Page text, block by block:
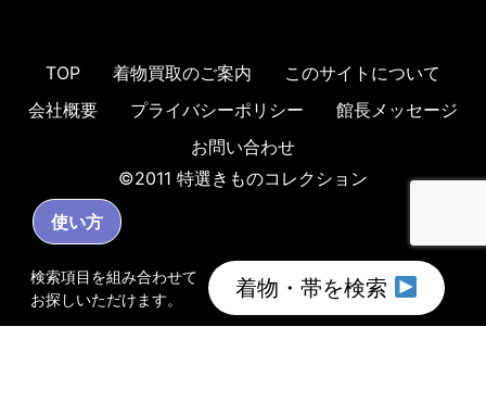
TOP 着物買取のご案内
このサイトについて
会社概要
プライバシーポリシー
館長メッセージ
お問い合わせ
©2011 特選きものコレクション
検索項目を組み合わせて
お探しいただけます。
着物・帯を検索
使い方